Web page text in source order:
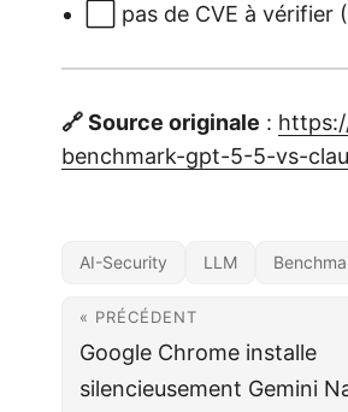
⬜ pas de CVE à vérifier
🔗 Source originale :
benchmark-gpt-5-5-vs-
AI-Security LLM
« PRÉCÉDENT
Google Chrome installe
silencieusement Gemini